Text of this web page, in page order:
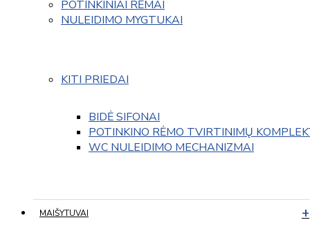
POTINKINIAI RĖMAI
NULEIDIMO MYGTUKAI
KITI PRIEDAI
BIDĖ SIFONAI
POTINKINO RĖMO TVIRTINIMŲ
WC NULEIDIMO MECHANIZMAI
MAIŠYTUVAI